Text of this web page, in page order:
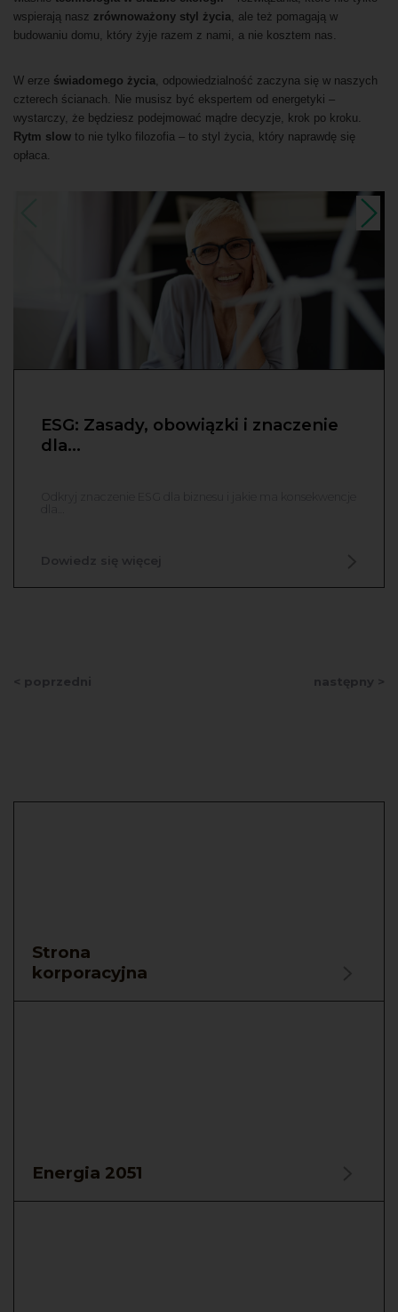
wspierają nasz zrównoważony styl życia, ale też pomagają w
budowaniu domu, który żyje razem z nami, a nie kosztem nas.
W erze świadomego życia, odpowiedzialność zaczyna się w naszych
czterech ścianach. Nie musisz być ekspertem od energetyki –
wystarczy, że będziesz podejmować mądre decyzje, krok po kroku.
Rytm slow to nie tylko filozofia – to styl życia, który naprawdę się
opłaca.
ESG: Zasady, obowiązki i znaczenie
dla…
Strona
korporacyjna
Energia 2051